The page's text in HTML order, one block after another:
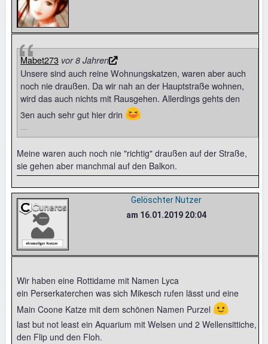
Mabet273 vor 8 Jahren
Unsere sind auch reine Wohnungskatzen, waren aber auch
noch nie draußen. Da wir nah an der Hauptstraße wohnen,
wird das auch nichts mit Rausgehen. Allerdings gehts den
3en auch sehr gut hier drin 😆
Meine waren auch noch nie "richtig" draußen auf der Straße,
sie gehen aber manchmal auf den Balkon.
Gelöschter Nutzer
am 16.01.2019 20:04
Wir haben eine Rottidame mit Namen Lyca
ein Perserkaterchen was sich Mikesch rufen lässt und eine
Main Coone Katze mit dem schönen Namen Purzel 🙂
last but not least ein Aquarium mit Welsen und 2 Wellensittiche,
den Flip und den Floh.